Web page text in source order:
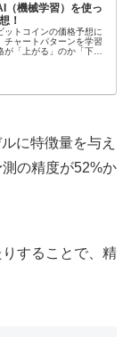
（機械学習）を使っ
！
ットコインの価格予想に
チャートパターンを学習
「上がる」のか「下が
に特徴量を与え
の精度が52%か
することで、精